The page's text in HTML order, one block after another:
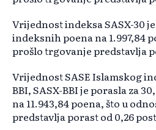
Vrijednost indeksa SASX-30
indeksnih poena na 1.997,84
prošlo trgovanje predstavlja
Vrijednost SASE Islamskog
BBI, SASX-BBI je porasla za
na 11.943,84 poena, što u
predstavlja porast od 0,26